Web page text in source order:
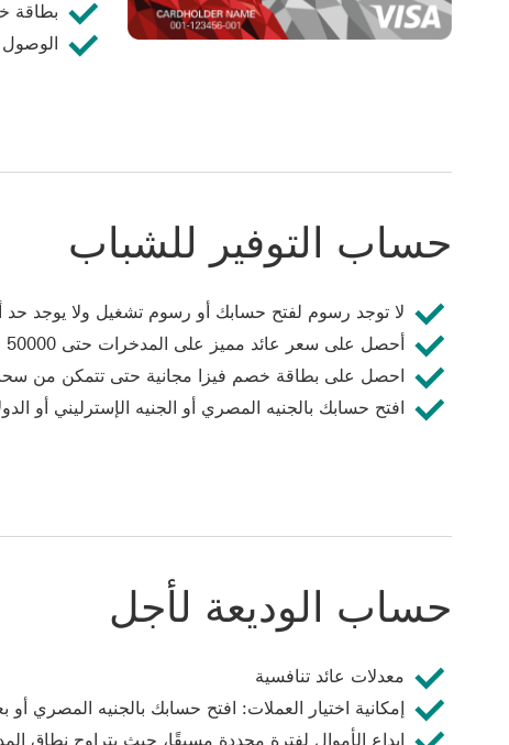
بطاقة
الوصول
حساب التوفير للشباب
لا توجد رسوم لفتح حسابك أو رسوم تشغيل ولا يوجد حد
أحصل على سعر عائد مميز على المدخرات حتى 50000 جنيه مصري‏‎‎‏‏‎
احصل على بطاقة خصم فيزا مجانية حتى تتمكن من
افتح حسابك بالجنيه المصري أو الجنيه الإسترليني أو
حساب الوديعة لأجل
معدلات عائد تنافسية
إمكانية اختيار العملات: افتح حسابك بالجنيه المصري أو
إيداع الأموال لفترة محددة مسبقًا، حيث يتراوح نطاق المدة من أسبوع